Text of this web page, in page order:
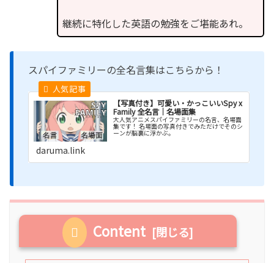
継続に特化した英語の勉強をご堪能あれ。
スパイファミリーの全名言集はこちらから！
【写真付き】可愛い・かっこいいSpy x
Family 全名言｜名場面集
大人気アニメスパイファミリーの名言、名場面
集です！ 名場面の写真付きでみただけでそのシ
ーンが脳裏に浮かぶ。
daruma.link
Content